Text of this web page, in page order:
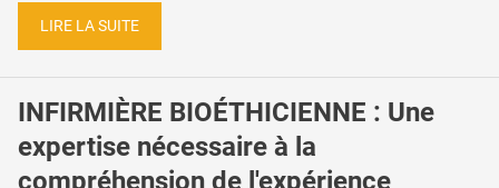
LIRE LA SUITE
INFIRMIÈRE BIOÉTHICIENNE : Une
expertise nécessaire à la
compréhension de l'expérience